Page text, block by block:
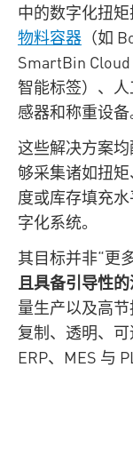
中的数字化扭矩
物料容器 （如
SmartBin
智能标签）、
感器和称重设备
这些解决方案
够采集诸如扭
度或库存填充
字化系统。
其目标并非“更
且具备引导性
量生产以及高
复制、透明、
ERP、MES 与